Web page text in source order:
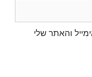
והאתר שלי